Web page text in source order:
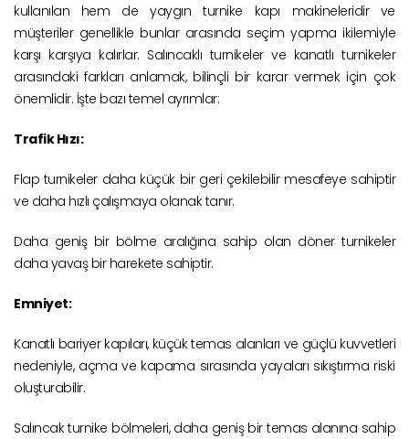
kullanılan hem de yaygın turnike kapı makineleridir ve
müşteriler genellikle bunlar arasında seçim yapma ikilemiyle
karşı karşıya kalırlar. Salıncaklı turnikeler ve kanatlı turnikeler
arasındaki farkları anlamak, bilinçli bir karar vermek için çok
önemlidir. İşte bazı temel ayrımlar:
Trafik Hızı:
Flap turnikeler daha küçük bir geri çekilebilir mesafeye sahiptir
ve daha hızlı çalışmaya olanak tanır.
Daha geniş bir bölme aralığına sahip olan döner turnikeler
daha yavaş bir harekete sahiptir.
Emniyet:
Kanatlı bariyer kapıları, küçük temas alanları ve güçlü kuvvetleri
nedeniyle, açma ve kapama sırasında yayaları sıkıştırma riski
oluşturabilir.
Salıncak turnike bölmeleri, daha geniş bir temas alanına sahip